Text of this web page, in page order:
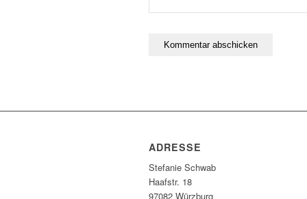
ADRESSE
Stefanie Schwab
Haafstr. 18
97082 Würzburg